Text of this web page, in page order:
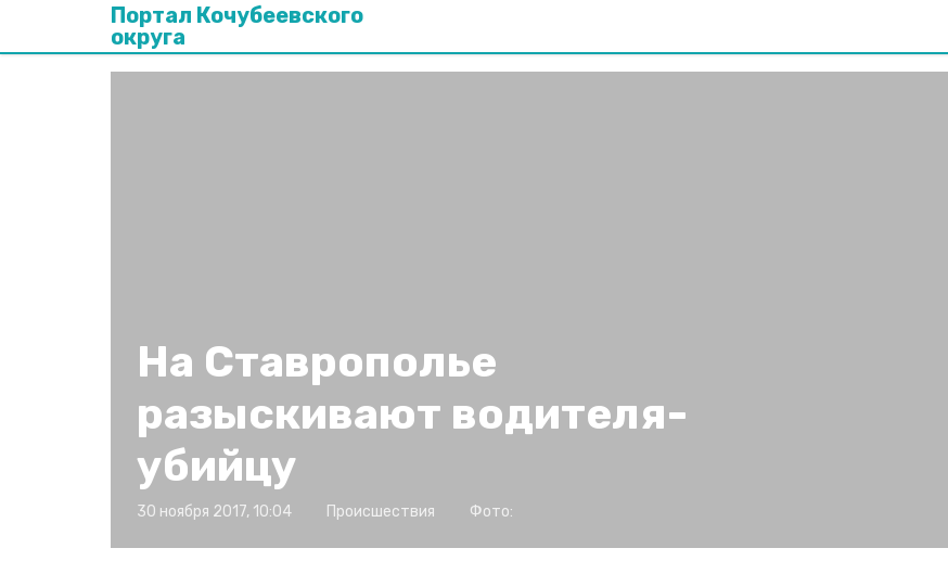
Портал Кочубеевского
округа
На Ставрополье
разыскивают водителя-
убийцу
30 ноября 2017, 10:04 Происшествия Фото: